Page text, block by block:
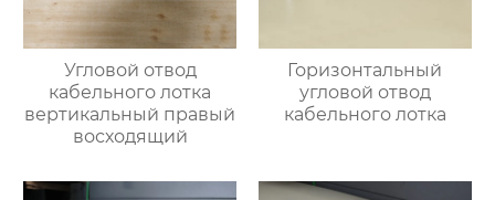
Угловой отвод
кабельного лотка
вертикальный правый
восходящий
Горизонтальный
угловой отвод
кабельного лотка